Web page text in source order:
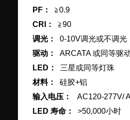
PF： ≧0.9
CRI： ≧90
调光： 0-10V调光或不调光
驱动： ARCATA 或同等驱
LED： 三星或同等灯珠
材料：
硅胶+铝
输入电压：
AC120-277V/
LED 寿命：
>50,000小时